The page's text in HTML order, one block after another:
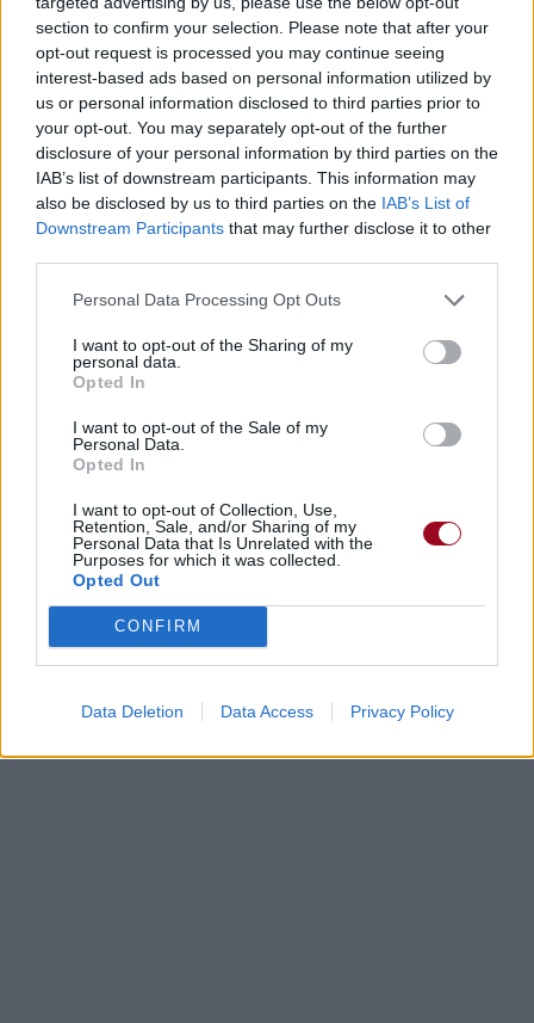
section to confirm your selection. Please note that after your
opt-out request is processed you may continue seeing
interest-based ads based on personal information utilized by
us or personal information disclosed to third parties prior to
your opt-out. You may separately opt-out of the further
disclosure of your personal information by third parties on the
IAB’s list of downstream participants. This information may
also be disclosed by us to third parties on the IAB’s List of
Downstream Participants that may further disclose it to other
Personal Data Processing Opt Outs
I want to opt-out of the Sharing of my
personal data.
Opted In
I want to opt-out of the Sale of my
Personal Data.
Opted In
I want to opt-out of Collection, Use,
Retention, Sale, and/or Sharing of my
Personal Data that Is Unrelated with the
Purposes for which it was collected.
Opted Out
CONFIRM
Data Deletion Data Access Privacy Policy
Voir la vidéo de «Det Som Var
Haukareid»
Téléchargement
Commentaires
black metal
Dire «merci» pour cette traduction